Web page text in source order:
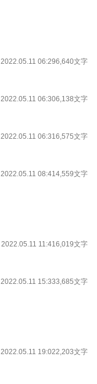
2022.05.11 06:296,640文字
2022.05.11 06:306,138文字
2022.05.11 06:316,575文字
2022.05.11 08:414,559文字
2022.05.11 11:416,019文字
2022.05.11 15:333,685文字
2022.05.11 19:022,203文字